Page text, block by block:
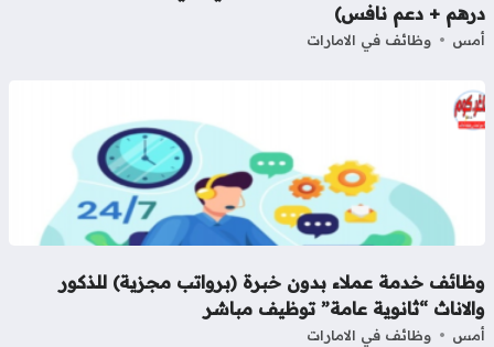
+ دعم نافس)
وظائف في الامارات
خدمة عملاء بدون خبرة (برواتب مجزية) للذكور
“ثانوية عامة” توظيف مباشر
وظائف في الامارات